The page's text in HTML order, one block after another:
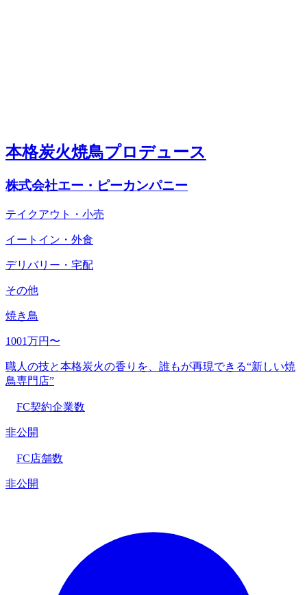
本格炭火焼鳥プロデュース
株式会社エー・ピーカンパニー
テイクアウト・小売
イートイン・外食
デリバリー・宅配
その他
焼き鳥
1001万円〜
職人の技と本格炭火の香りを、誰もが再現できる“新しい焼
鳥専門店”
FC契約企業数
非公開
FC店舗数
非公開